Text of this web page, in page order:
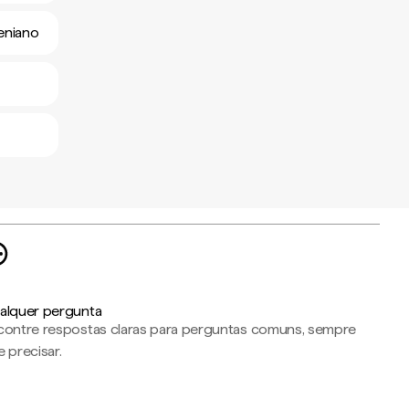
pergunta
respostas claras para perguntas comuns, sempre
precisar.